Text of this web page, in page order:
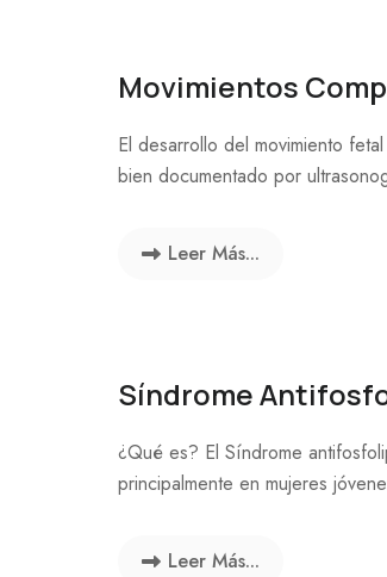
Movimientos
El desarrollo del movimiento
bien documentado por
Leer Más...
Síndrome
¿Qué es? El Síndrome
principalmente en mujeres
Leer Más...